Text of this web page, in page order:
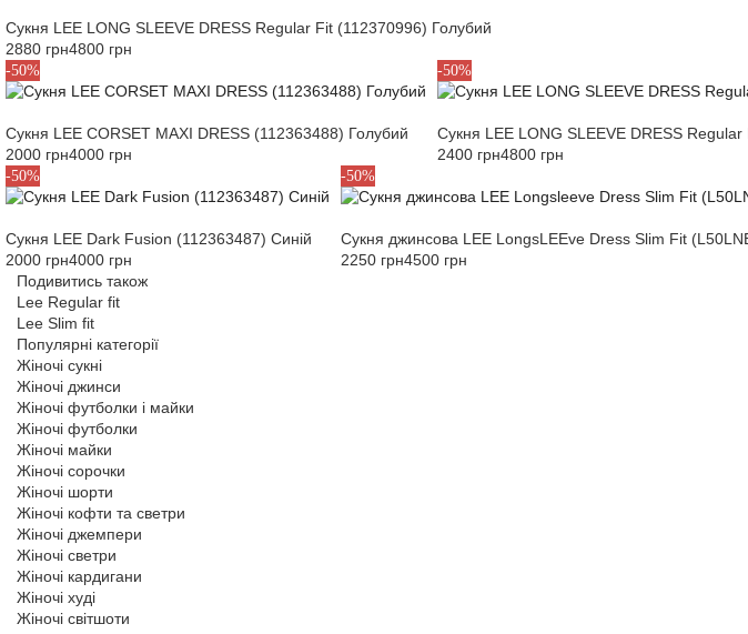
Сукня LEE LONG SLEEVE DRESS Regular Fit (112370996) Голубий
2880 грн4800 грн
-50%
S
Сукня LEE CORSET MAXI DRESS (112363488) Голубий
2000 грн4000 грн
-50%
S
Сукня LEE LONG SLEEVE DRESS
2400 грн4800 грн
-50%
S
Сукня LEE Dark Fusion (112363487) Синій
2000 грн4000 грн
-50%
XSS
Сукня джинсова LEE LongsLEEve Dress Slim Fit
2250 грн4500 грн
Подивитись також
Lee Regular fit
Lee Slim fit
Популярні категорії
Жіночі сукні
Жіночі джинси
Жіночі футболки і майки
Жіночі футболки
Жіночі майки
Жіночі сорочки
Жіночі шорти
Жіночі кофти та светри
Жіночі джемпери
Жіночі светри
Жіночі кардигани
Жіночі худі
Жіночі світшоти